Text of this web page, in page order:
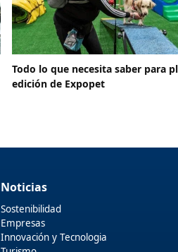
Todo lo que necesita saber para
edición de Expopet
Noticias
Sostenibilidad
Empresas
Innovación y Tecnologia